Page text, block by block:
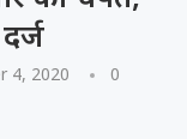
4, 2020
0